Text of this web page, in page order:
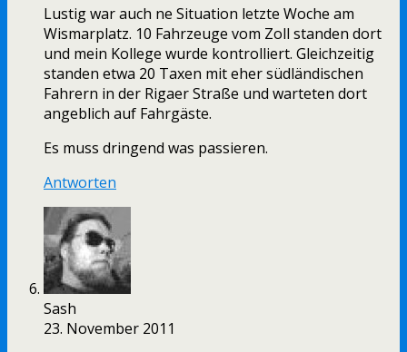
Lustig war auch ne Situation letzte Woche am
Wismarplatz. 10 Fahrzeuge vom Zoll standen dort
und mein Kollege wurde kontrolliert. Gleichzeitig
standen etwa 20 Taxen mit eher südländischen
Fahrern in der Rigaer Straße und warteten dort
angeblich auf Fahrgäste.
Es muss dringend was passieren.
Antworten
Sash
23. November 2011